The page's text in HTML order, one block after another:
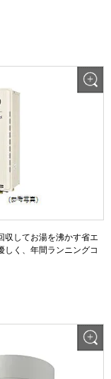
収してお湯を沸かす省エ
しく、年間ランニングコ